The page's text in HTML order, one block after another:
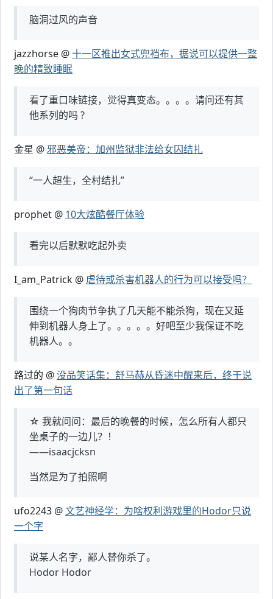
脑洞过风的声音
jazzhorse @十一区推出女式兜裆布，据说可以提供一整
晚的精致睡眠
看了重口味链接，觉得真变态。。。。请问还有其
他系列的吗 ?
金星 @邪恶美帝：加州监狱非法给女囚结扎
“一人超生，全村结扎”
prophet @ 10大炫酷餐厅体验
看完以后默默吃起外卖
I_am_Patrick @ 虐待或杀害机器人的行为可以接受吗？
围绕一个狗肉节争执了几天能不能杀狗，现在又延
伸到机器人身上了。。。。。好吧至少我保证不吃
机器人。。
路过的 @没品笑话集：舒马赫从昏迷中醒来后，终于说
出了第一句话
☆ 我就问问：最后的晚餐的时候，怎么所有人都只
坐桌子的一边儿？！
——isaacjcksn
当然是为了拍照啊
ufo2243 @文艺神经学：为啥权利游戏里的Hodor只说
一个字
说某人名字，鄙人替你杀了。
Hodor Hodor